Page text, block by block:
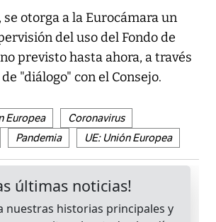
otorga a la Eurocámara un
del uso del Fondo de
previsto hasta ahora, a través
"diálogo" con el Consejo.
Europea
Coronavirus
Pandemia UE: Unión Europea